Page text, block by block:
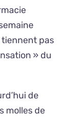
tiennent pas
» du
de
molles de